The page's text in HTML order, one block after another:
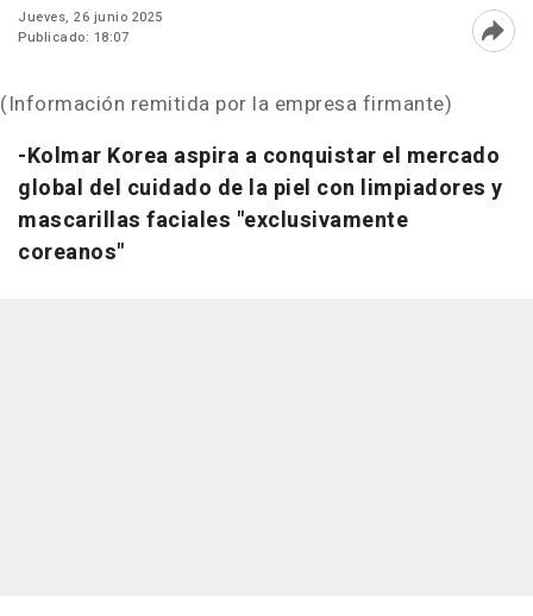
Jueves, 26 junio 2025
Publicado: 18:07
(Información remitida por la empresa firmante)
-Kolmar Korea aspira a conquistar el mercado
global del cuidado de la piel con limpiadores y
mascarillas faciales "exclusivamente
coreanos"